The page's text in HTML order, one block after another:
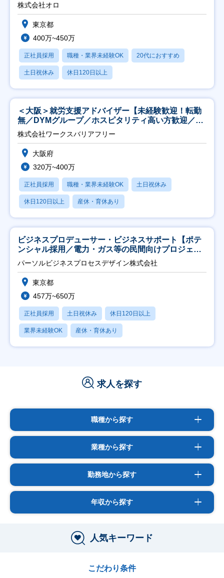
株式会社オロ
東京都
400万~450万
正社員採用 職種・業界未経験OK 20代におすすめ
土日祝休み 休日120日以上
＜大阪＞就労支援アドバイザー【未経験歓迎！転勤
無／DYMグループ／ホスピタリティ高い方歓迎／土
日祝】
株式会社ワークスバリアフリー
大阪府
320万~400万
正社員採用 職種・業界未経験OK 土日祝休み
休日120日以上 産休・育休あり
ビジネスプロデューサー・ビジネスサポート【ポテ
ンシャル採用／電力・ガス等の民間向けプロジェク
ト推進】
パーソルビジネスプロセスデザイン株式会社
東京都
457万~650万
正社員採用 土日祝休み 休日120日以上
業界未経験OK 産休・育休あり
求人を探す
職種から探す
業種から探す
勤務地から探す
年収から探す
人気キーワード
こだわり条件